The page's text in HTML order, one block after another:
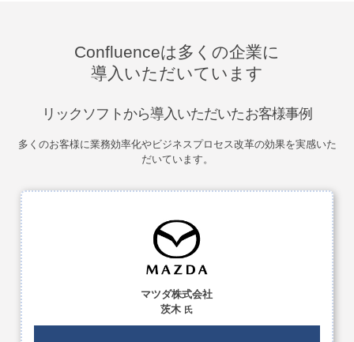
Confluenceは多くの企業に
導入いただいています
リックソフトから導入いただいたお客様事例
多くのお客様に業務効率化やビジネスプロセス改革の効果を実感いた
だいています。
マツダ株式会社
茨木 氏